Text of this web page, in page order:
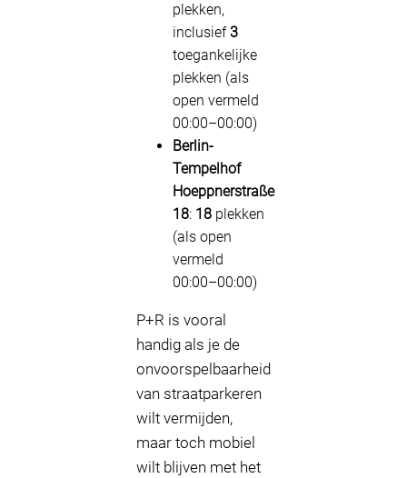
plekken,
inclusief3
toegankelijke
plekken (als
open vermeld
00:00–00:00)
Berlin-
Tempelhof
Hoeppnerstraße
18: 18 plekken
(als open
vermeld
00:00–00:00)
P+R is vooral
handig als je de
onvoorspelbaarheid
van straatparkeren
wilt vermijden,
maar toch mobiel
wilt blijven met het